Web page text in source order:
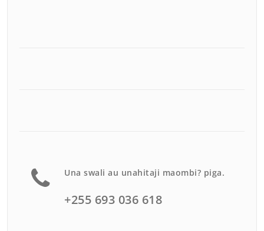
Una swali au unahitaji maombi? piga.
+255 693 036 618